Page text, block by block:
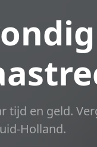
tijd en geld.
Holland.